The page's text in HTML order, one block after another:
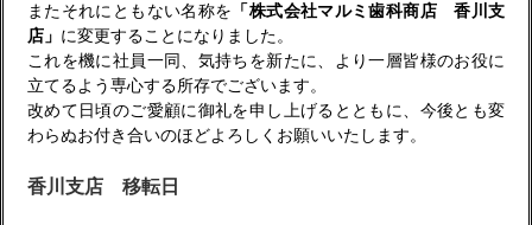
またそれにともない名称を 「株式会社マルミ歯科商店 香川支
店」 に変更することになりました。
これを機に社員一同、気持ちを新たに、より一層皆様のお役に
立てるよう専心する所存でございます。
改めて日頃のご愛顧に御礼を申し上げるとともに、今後とも変
わらぬお付き合いのほどよろしくお願いいたします。
香川支店 移転日